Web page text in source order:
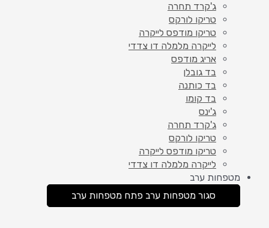
ג'קרד תחרה
טריקו לורקס
טריקו מודפס לייקרה
לייקרה מלמלה דו צדדי
אריג מודפס
בד גובלן
בד כותנה
בד קומו
ג'ינס
ג'קרד תחרה
טריקו לורקס
טריקו מודפס לייקרה
לייקרה מלמלה דו צדדי
מטפחות ערב
סגור מטפחות ערב פתח מטפחות ערב